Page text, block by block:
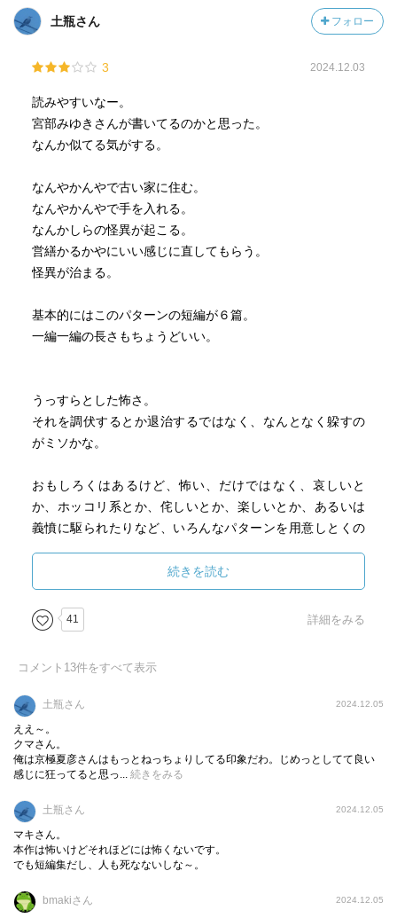
土瓶さん フォロー
3 2024.12.03
読みやすいなー。
宮部みゆきさんが書いてるのかと思った。
なんか似てる気がする。
なんやかんやで古い家に住む。
なんやかんやで手を入れる。
なんかしらの怪異が起こる。
営繕かるかやにいい感じに直してもらう。
怪異が治まる。
基本的にはこのパターンの短編が６篇。
一編一編の長さもちょうどいい。
うっすらとした怖さ。
それを調伏するとか退治するではなく、なんとなく躱すの
がミソかな。
おもしろくはあるけど、怖い、だけではなく、哀しいと
か、ホッコリ系とか、侘しいとか、楽しいとか、あるいは
義憤に駆られたりなど、いろんなパターンを用意しとくの
場合によっては営繕はしたものの、住人が忠告を聞かず、
もとに戻して最悪の結果を、人死にを出してしまうなどの
失敗パターンなんかも欲しいところ。
そのうち長編とかになって映画化とか。
アニメより実写の方が肌に合いそう。
短編がある程度貯まったら一話完結のドラマとかでも良さ
そうかな。
続きを読む
41 詳細をみる
コメント 13件をすべて表示
土瓶さん 2024.12.05
ええ～。
クマさん。
俺は京極夏彦さんはもっとねっちょりしてる印象だわ。じめっとしてて良い
感じに狂ってると思っ... 続きをみる
土瓶さん 2024.12.05
マキさん。
本作は怖いけどそれほどには怖くないです。
でも短編集だし、人も死なないしな～。
bmakiさん 2024.12.05